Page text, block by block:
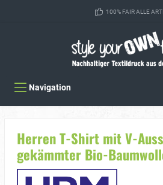
100% FAIR ALLE
Navigation
Herren T-Shirt mit V-
gekämmter Bio-